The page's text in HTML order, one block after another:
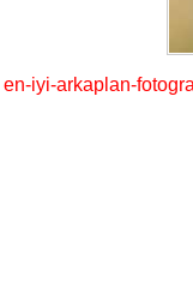
en-iyi-arkaplan-